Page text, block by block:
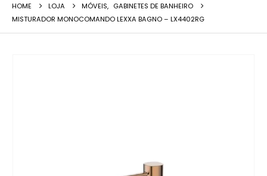
HOME LOJA MÓVEIS, GABINETES DE BANHEIRO
MISTURADOR MONOCOMANDO LEXXA BAGNO – LX4402RG